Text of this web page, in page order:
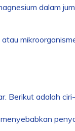
dalam
Berikut adalah